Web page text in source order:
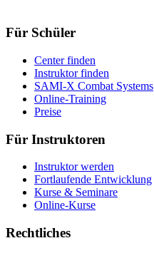
Für Schüler
Center finden
Instruktor finden
SAMI-X Combat Systems
Online-Training
Preise
Für Instruktoren
Instruktor werden
Fortlaufende Entwicklung
Kurse & Seminare
Online-Kurse
Rechtliches